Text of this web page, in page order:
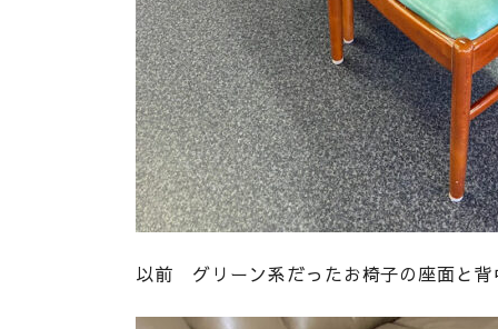
以前 グリーン系だったお椅子の座面と背